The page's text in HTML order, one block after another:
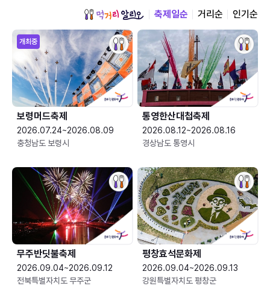
축제일순 거리순 인기순
개최중
보령머드축제
2026.07.24~2026.08.09
충청남도 보령시
통영한산대첩축제
2026.08.12~2026.08.16
경상남도 통영시
무주반딧불축제
2026.09.04~2026.09.12
전북특별자치도 무주군
평창효석문화제
2026.09.04~2026.09.13
강원특별자치도 평창군